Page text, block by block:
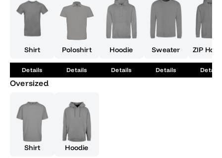
Shirt
Details
Poloshirt
Details
Hoodie
Details
Sweater
Details
ZIP
Details
Oversized
Shirt Hoodie